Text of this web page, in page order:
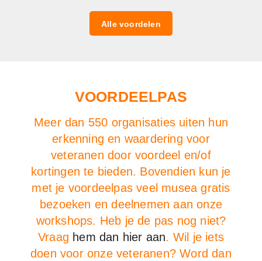
Alle voordelen
VOORDEELPAS
Meer dan 550 organisaties uiten hun
erkenning en waardering voor
veteranen door voordeel en/of
kortingen te bieden. Bovendien kun je
met je voordeelpas veel musea gratis
bezoeken en deelnemen aan onze
workshops. Heb je de pas nog niet?
Vraag hem dan hier aan. Wil je iets
doen voor onze veteranen? Word dan